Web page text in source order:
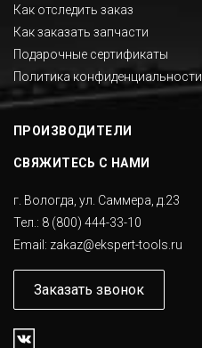
Как отследить заказ
Как заказать запчасти
Подарочные сертификаты
Политика конфиденциальности
ПРОИЗВОДИТЕЛИ
СВЯЖИТЕСЬ С НАМИ
г. Вологда, ул. Саммера, д.23
Тел.: 8 (800) 444-33-10
Email: zakaz@ekspert-tools.ru
Заказать звонок